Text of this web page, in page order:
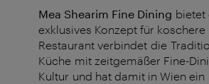
Mea Shearim Fine Dining bietet
exklusives Konzept für koschere
Restaurant verbindet die
Küche mit zeitgemäßer Fine-
Kultur und hat damit in Wien ein